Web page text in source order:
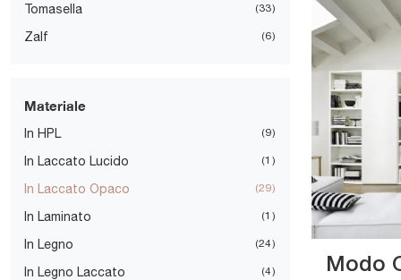
Tomasella 33
Zalf 6
Materiale
In HPL 9
In Laccato Lucido 1
In Laccato Opaco 29
In Laminato 1
In Legno 24
In Legno Laccato 4 Modo